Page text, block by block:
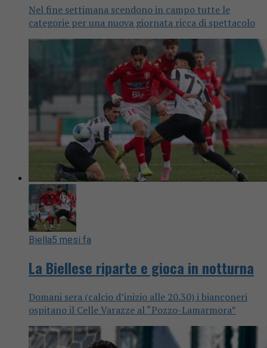
Nel fine settimana scendono in campo tutte le
categorie per una nuova giornata ricca di spettacolo
Biella5 mesi fa
La Biellese riparte e gioca in notturna
Domani sera (calcio d’inizio alle 20.30) i bianconeri
ospitano il Celle Varazze al “Pozzo-Lamarmora”